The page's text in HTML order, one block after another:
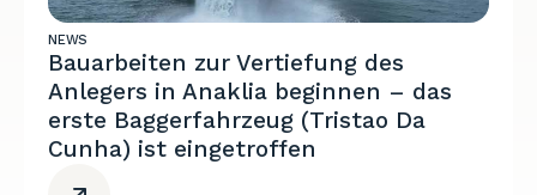
NEWS
Bauarbeiten zur Vertiefung des
Anlegers in Anaklia beginnen – das
erste Baggerfahrzeug (Tristao Da
Cunha) ist eingetroffen